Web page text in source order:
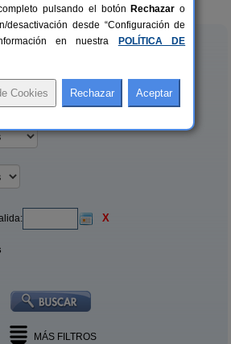
X
MÁS FILTROS
pulsando el botón Rechazar o
desactivación desde “Configuración de
en nuestra
POLÍTICA DE